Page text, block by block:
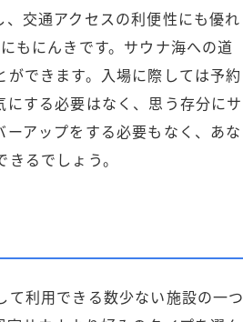
交通アクセスの利便性にも優れ
もにんきです。サウナ海への道
できます。入場に際しては予約
する必要はなく、思う存分にサ
アップをする必要もなく、あな
るでしょう。
て利用できる数少ない施設の一つ